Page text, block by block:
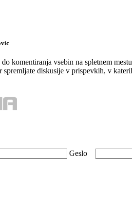
komentiranja vsebin na spletnem
spremljate diskusije v prispevkih, v
Geslo